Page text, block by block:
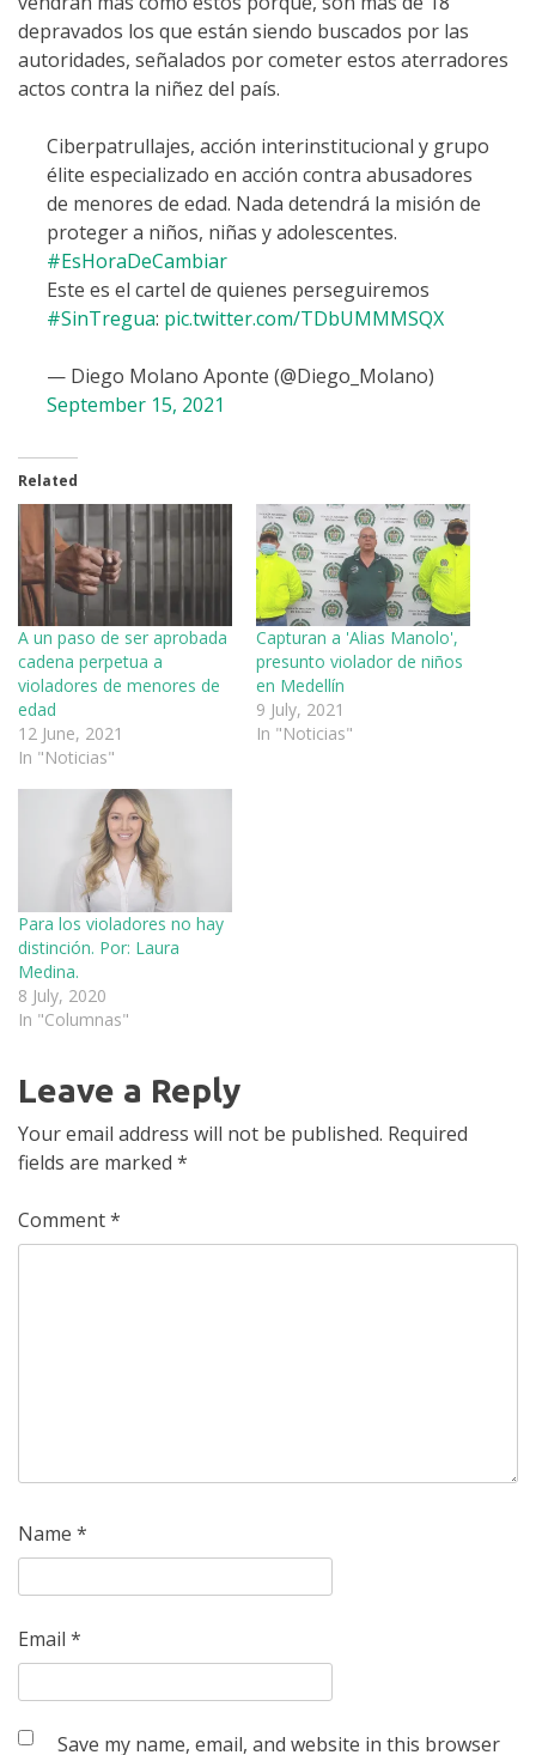
depravados los que están siendo buscados por las
autoridades, señalados por cometer estos aterradores
actos contra la niñez del país.
Ciberpatrullajes, acción interinstitucional y grupo
élite especializado en acción contra abusadores
de menores de edad. Nada detendrá la misión de
proteger a niños, niñas y adolescentes.
#EsHoraDeCambiar
Este es el cartel de quienes perseguiremos
#SinTregua: pic.twitter.com/TDbUMMMSQX
— Diego Molano Aponte (@Diego_Molano)
September 15, 2021
Related
A un paso de ser aprobada
cadena perpetua a
violadores de menores de
edad
12 June, 2021
In "Noticias"
Capturan a 'Alias Manolo',
presunto violador de niños
en Medellín
9 July, 2021
In "Noticias"
Para los violadores no hay
distinción. Por: Laura
Medina.
8 July, 2020
In "Columnas"
Leave a Reply
Your email address will not be published. Required
fields are marked *
Comment*
Name *
Email *
Save my name, email, and website in this browser